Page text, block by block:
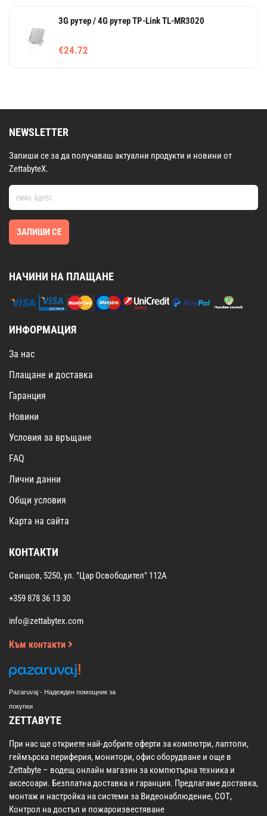
3G рутер / 4G рутер TP-Link TL-MR3020
€24.72
NEWSLETTER
Запиши се за да получаваш актуални продукти и новини от
ZettabyteX.
ЗАПИШИ СЕ
НАЧИНИ НА ПЛАЩАНЕ
ИНФОРМАЦИЯ
За нас
Плащане и доставка
Гаранция
Новини
Условия за връщане
FAQ
Лични данни
Общи условия
Карта на сайта
КОНТАКТИ
Свищов, 5250, ул. "Цар Освободител" 112А
+359 878 36 13 30
info@zettabytex.com
Към контакти
Pazaruvaj - Надежден помощник за
покупки
ZETTABYTE
При нас ще откриете най-добрите оферти за компютри, лаптопи,
геймърска периферия, монитори, офис оборудване и още в
Zettabyte – водещ онлайн магазин за компютърна техника и
аксесоари. Безплатна доставка и гаранция. Предлагаме доставка,
монтаж и настройка на системи за Видеонаблюдение, СОТ,
Контрол на достъп и пожароизвестяване